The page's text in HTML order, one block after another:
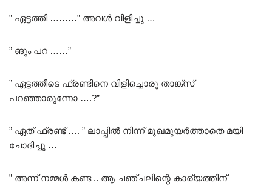
” ഏട്ടത്തി ………” അവൾ വിളിച്ചു …
” ങും പറ ……”
” ഏട്ടത്തീടെ ഫ്രണ്ടിനെ വിളിച്ചൊരു താങ്ക്സ്
പറഞ്ഞാരുന്നോ ….?”
” ഏത് ഫ്രണ്ട് …. ” ലാപ്പിൽ നിന്ന് മുഖമുയർത്താതെ മയി
ചോദിച്ചു …
” അന്ന് നമ്മൾ കണ്ട .. ആ ചഞ്ചലിന്റെ കാര്യത്തിന്